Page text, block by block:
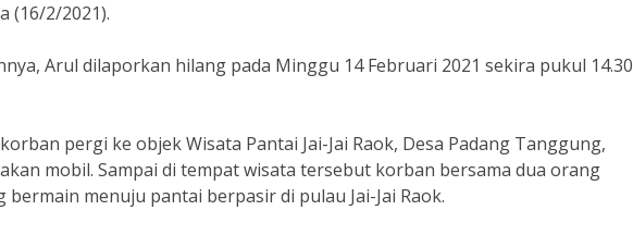
(16/2/2021).
Arul dilaporkan hilang pada Minggu 14 Februari 2021 sekira pukul 14.30
pergi ke objek Wisata Pantai Jai-Jai Raok, Desa Padang Tanggung,
mobil. Sampai di tempat wisata tersebut korban bersama dua orang
menuju pantai berpasir di pulau Jai-Jai Raok.